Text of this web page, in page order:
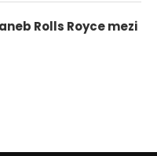
Rolls Royce mezi